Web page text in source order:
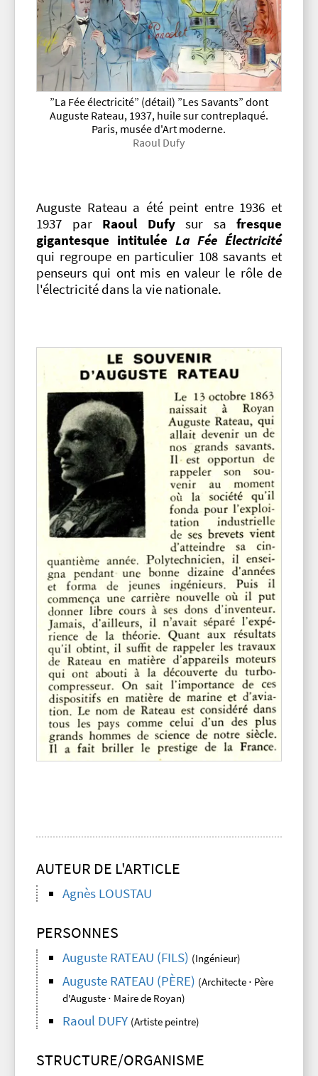
”La Fée électricité” (détail) ”Les Savants” dont
Auguste Rateau, 1937, huile sur contreplaqué.
Paris, musée d'Art moderne.
Raoul Dufy
Auguste Rateau a été peint entre 1936 et
1937 par Raoul Dufysur sa fresque
gigantesque intitulée La Fée Électricité
qui regroupe en particulier 108 savants et
penseurs qui ont mis en valeur le rôle de
l'électricité dans la vie nationale.
AUTEUR DE L'ARTICLE
Agnès LOUSTAU
PERSONNES
Auguste RATEAU (FILS) (Ingénieur)
Auguste RATEAU (PÈRE) (Architecte ⋅ Père
d'Auguste ⋅ Maire de Royan)
Raoul DUFY (Artiste peintre)
STRUCTURE/ORGANISME